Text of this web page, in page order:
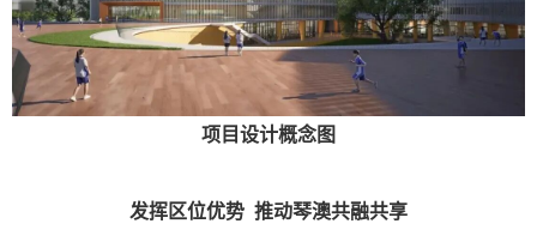
项目设计概念图
发挥区位优势 推动琴澳共融共享